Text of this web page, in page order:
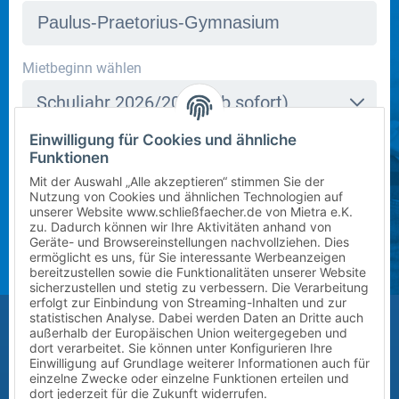
In dieser Schule stehen derzeit leider keine Schließfächer
zur Verfügung. Bitte kontaktieren Sie uns per E-Mail
aninfo@mietra.de.
Mietbeginn wählen
Schuljahr 2026/2027 (ab sofort)
Klasse wählen
Bitte wählen Sie die korrekte Klassenstufe im
kommenden Schuljahr.
5
Zusatz (Klasse a, b, c) wählen
?
Größe des Kindes (Erreichbarkeit des Schließfachs)
Bitte auswählen
Vor-/Nachname des Kindes
Einwilligung für Cookies und ähnliche
Funktionen
Mit der Auswahl „Alle akzeptieren“ stimmen Sie der
Nutzung von Cookies und ähnlichen Technologien auf
unserer Website www.schließfaecher.de von Mietra e.K.
zu. Dadurch können wir Ihre Aktivitäten anhand von
Geräte- und Browsereinstellungen nachvollziehen. Dies
ermöglicht es uns, für Sie interessante Werbeanzeigen
bereitzustellen sowie die Funktionalitäten unserer Website
sicherzustellen und stetig zu verbessern. Die Verarbeitung
erfolgt zur Einbindung von Streaming-Inhalten und zur
statistischen Analyse. Dabei werden Daten an Dritte auch
außerhalb der Europäischen Union weitergegeben und
dort verarbeitet. Sie können unter Konfigurieren Ihre
Einwilligung auf Grundlage weiterer Informationen auch für
einzelne Zwecke oder einzelne Funktionen erteilen und
dort jederzeit für die Zukunft widerrufen.